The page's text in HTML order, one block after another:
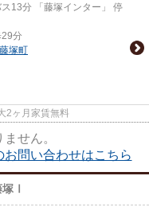
ス13分 「藤塚インター」 停
29分
藤塚町
2ヶ月家賃無料
せん。
問い合わせはこちら
塚Ⅰ